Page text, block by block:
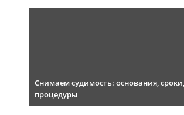
Снимаем судимость: основания, сроки,
процедуры